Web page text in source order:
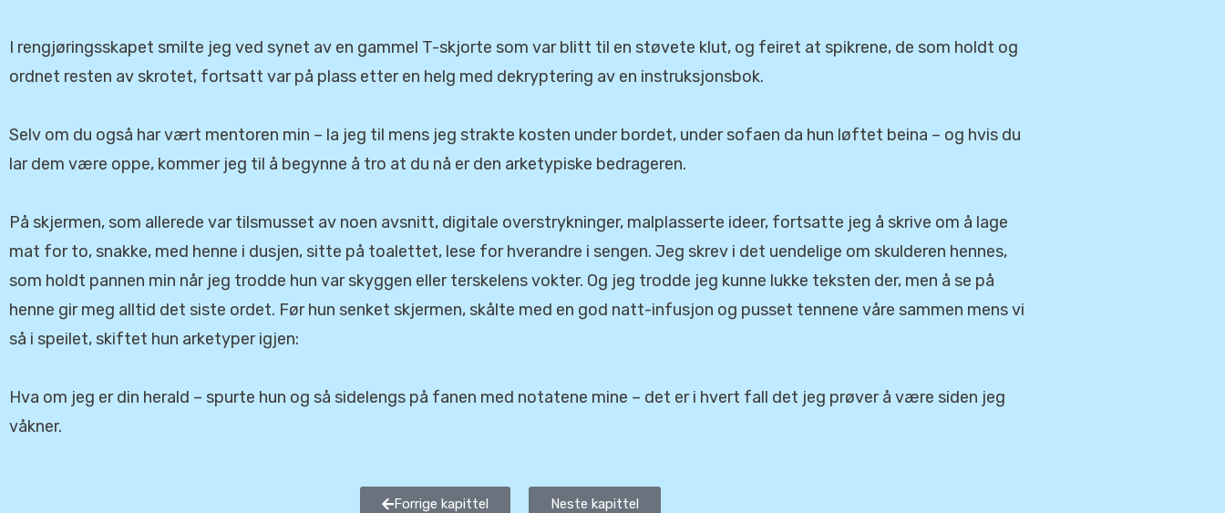
I rengjøringsskapet smilte jeg ved synet av en gammel T-skjorte som var blitt til en støvete klut, og feiret at spikrene, de som holdt og
ordnet resten av skrotet, fortsatt var på plass etter en helg med dekryptering av en instruksjonsbok.
Selv om du også har vært mentoren min – la jeg til mens jeg strakte kosten under bordet, under sofaen da hun løftet beina – og hvis du
lar dem være oppe, kommer jeg til å begynne å tro at du nå er den arketypiske bedrageren.
På skjermen, som allerede var tilsmusset av noen avsnitt, digitale overstrykninger, malplasserte ideer, fortsatte jeg å skrive om å lage
mat for to, snakke, med henne i dusjen, sitte på toalettet, lese for hverandre i sengen. Jeg skrev i det uendelige om skulderen hennes,
som holdt pannen min når jeg trodde hun var skyggen eller terskelens vokter. Og jeg trodde jeg kunne lukke teksten der, men å se på
henne gir meg alltid det siste ordet. Før hun senket skjermen, skålte med en god natt-infusjon og pusset tennene våre sammen mens vi
så i speilet, skiftet hun arketyper igjen:
Hva om jeg er din herald – spurte hun og så sidelengs på fanen med notatene mine – det er i hvert fall det jeg prøver å være siden jeg
våkner.
Forrige kapittel Neste kapittel